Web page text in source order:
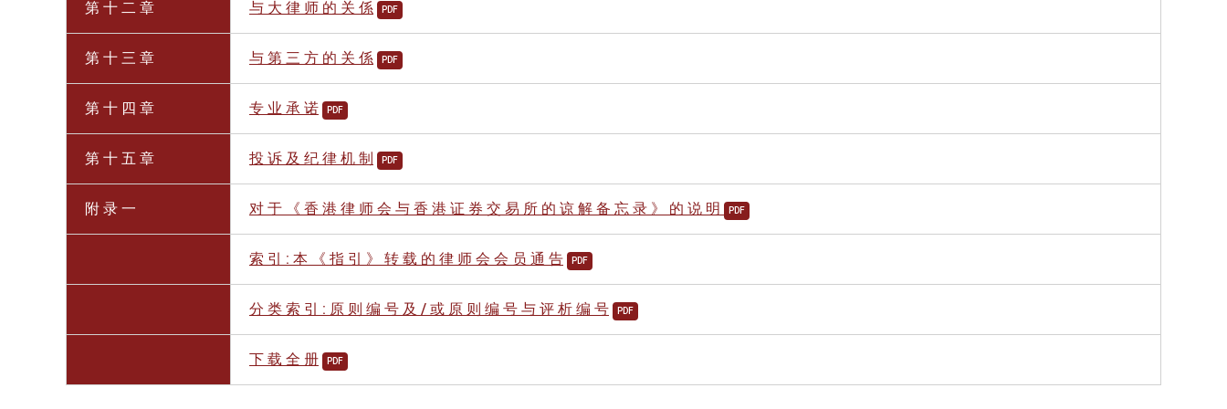
第 十 二 章 与 大 律 师 的 关 係 PDF
第 十 三 章 与 第 三 方 的 关 係 PDF
第 十 四 章 专 业 承 诺 PDF
第 十 五 章 投 诉 及 纪 律 机 制 PDF
附 录 一 对 于 《 香 港 律 师 会 与 香 港 证 券 交 易 所 的 谅 解 备 忘 录 》 的 说 明 PDF
索 引 : 本 《 指 引 》 转 载 的 律 师 会 会 员 通 告 PDF
分 类 索 引 : 原 则 编 号 及 / 或 原 则 编 号 与 评 析 编 号 PDF
下 载 全 册 PDF